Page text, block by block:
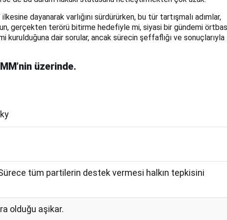
ilkesine dayanarak varlığını sürdürürken, bu tür tartışmalı adımlar,
gerçekten terörü bitirme hedefiyle mi, siyasi bir gündemi örtbas
kurulduğuna dair sorular, ancak sürecin şeffaflığı ve sonuçlarıyla
üzerinde.
tüm partilerin destek vermesi halkın tepkisini
olduğu aşikar.